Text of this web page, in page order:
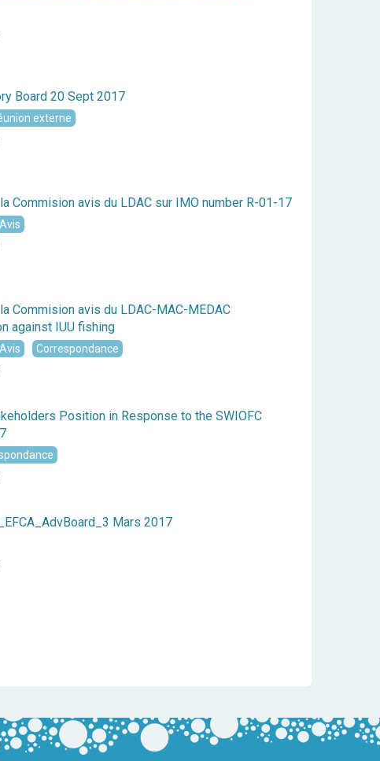
Board 20 Sept 2017
externe
Commision avis du LDAC sur IMO number R-01-17
Avis
Commision avis du LDAC-MAC-MEDAC
against IUU fishing
Avis Correspondance
Position in Response to the SWIOFC
Mars 2017